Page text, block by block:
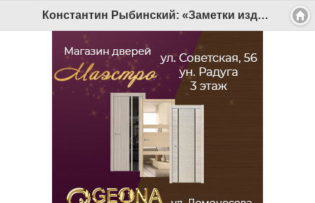
Константин Рыбинский: «Заметки издалека. Заметка сто двадцать первая. Неизвестно откуда» - Беломорканал Северодвинск tv29.ru